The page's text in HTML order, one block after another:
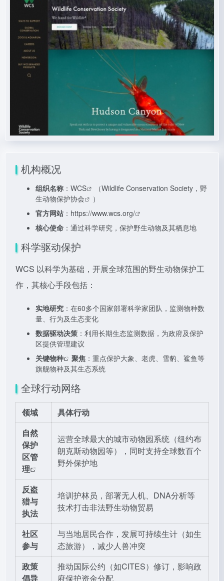
机构概况
组织名称 ： WCS （Wildlife Conservation Society， 野
生动物保护协会
）
官方网站 ： https://www.wcs.org/
核心使命 ：通过科学研究，保护野生动物及其栖息地
科学驱动保护
WCS 以科学为基础，开展全球范围的野生动物保护工
作，其核心手段包括：
实地研究 ：在60多个国家部署科学家团队，监测物种数
量、行为及生态变化
数据驱动决策 ：利用长期生态监测数据，为政府及保护
区提供管理建议
关键物种
聚焦 ：重点保护大象、老虎、雪豹、鲨鱼等
旗舰物种及其生态系统
全球行动网络
领域
具体行动
自然
保护
区管
理
运营全球最大的城市动物园系统（纽约布
朗克斯动物园等），同时支持全球数百个
野外保护地
反盗
猎与
执法
培训护林员，部署无人机、DNA分析等
技术打击非法野生动物贸易
社区
参与
与当地居民合作，发展可持续生计（如生
态旅游），减少人兽冲突
政策
倡导
推动国际公约（如CITES）修订，影响政
府保护资金分配